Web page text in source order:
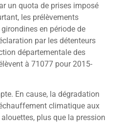
un quota de prises imposé
les prélèvements
en période de
par les détenteurs
départementale des
à 71077 pour 2015-
En cause, la dégradation
climatique aux
plus que la pression